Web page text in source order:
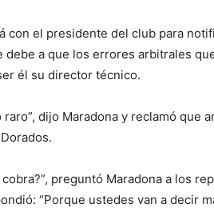
con el presidente del club para
a que los errores arbitrales
él su director técnico.
dijo Maradona y reclamó que
preguntó Maradona a los
“Porque ustedes van a decir